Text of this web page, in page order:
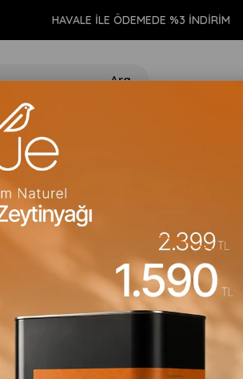
HAVALE İLE ÖDEMEDE %3 İNDİRİM
Ürün Adına Göre (A>Z) Ürün Adına Göre (Z<A)